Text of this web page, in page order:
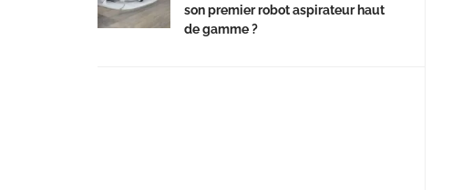
son premier robot aspirateur haut
de gamme ?